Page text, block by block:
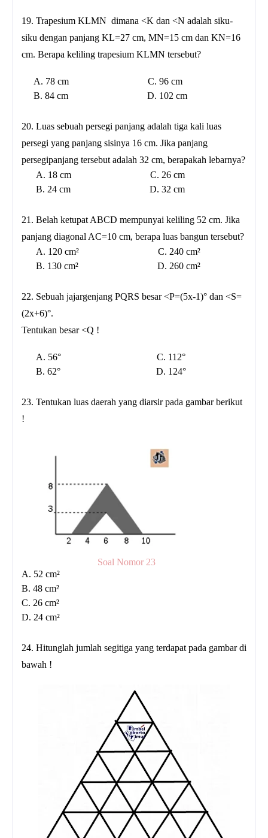
19. Trapesium KLMN dimana <K dan <N adalah siku-
siku dengan panjang KL=27 cm, MN=15 cm dan KN=16
cm. Berapa keliling trapesium KLMN tersebut?
A. 78 cm C. 96 cm
B. 84 cm D. 102 cm
20. Luas sebuah persegi panjang adalah tiga kali luas
persegi yang panjang sisinya 16 cm. Jika panjang
persegipanjang tersebut adalah 32 cm, berapakah lebarnya?
A. 18 cm C. 26 cm
B. 24 cm D. 32 cm
21. Belah ketupat ABCD mempunyai keliling 52 cm. Jika
panjang diagonal AC=10 cm, berapa luas bangun tersebut?
A. 120 cm² C. 240 cm²
B. 130 cm² D. 260 cm²
22. Sebuah jajargenjang PQRS besar <P=(5x-1)° dan <S=
(2x+6)°.
Tentukan besar <Q !
A. 56° C. 112°
B. 62° D. 124°
23. Tentukan luas daerah yang diarsir pada gambar berikut
!
Soal Nomor 23
A. 52 cm²
B. 48 cm²
C. 26 cm²
D. 24 cm²
24. Hitunglah jumlah segitiga yang terdapat pada gambar di
bawah !